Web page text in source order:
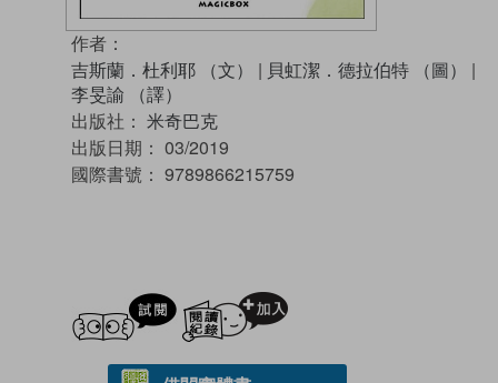
作者：
吉斯蘭．杜利耶 （文）
| 貝虹潔．德拉伯特 （圖）
|
李旻諭 （譯）
出版社： 米奇巴克
出版日期： 03/2019
國際書號： 9789866215759
試閲